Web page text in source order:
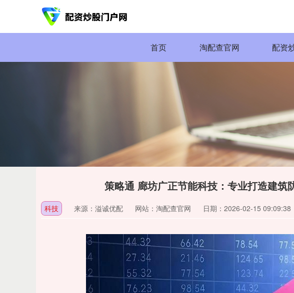
首页 淘配查官网 配资
策略通 廊坊广正节能科技：专业打造建筑
科技 来源：溢诚优配 网站：淘配查官网 日期：2026-02-15 09:09:38